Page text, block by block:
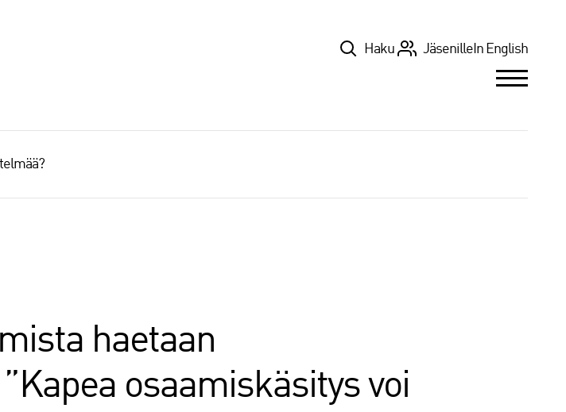
TopHaku Jäsenille In English
haetaan
osaamiskäsitys voi